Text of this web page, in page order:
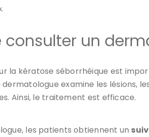
consulter un
la kératose séborrhéique est
dermatologue examine les lésions,
Ainsi, le traitement est efficace.
les patients obtiennent un